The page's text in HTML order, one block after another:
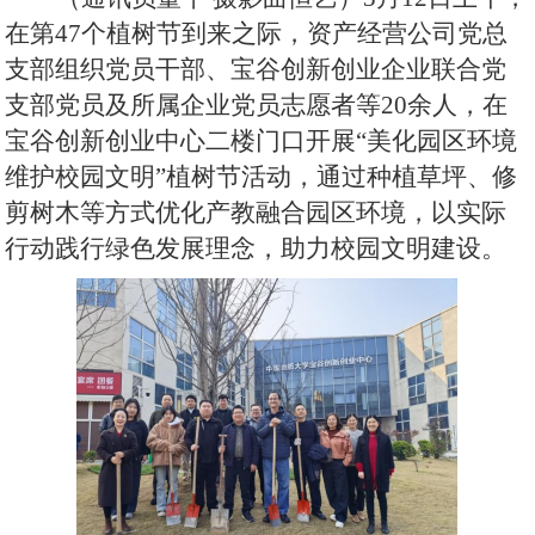
在第47个植树节到来之际，资产经营公司党总
支部组织党员干部、宝谷创新创业企业联合党
支部党员及所属企业党员志愿者等20余人，在
宝谷创新创业中心二楼门口开展“美化园区环境
维护校园文明”植树节活动，通过种植草坪、修
剪树木等方式优化产教融合园区环境，以实际
行动践行绿色发展理念，助力校园文明建设。